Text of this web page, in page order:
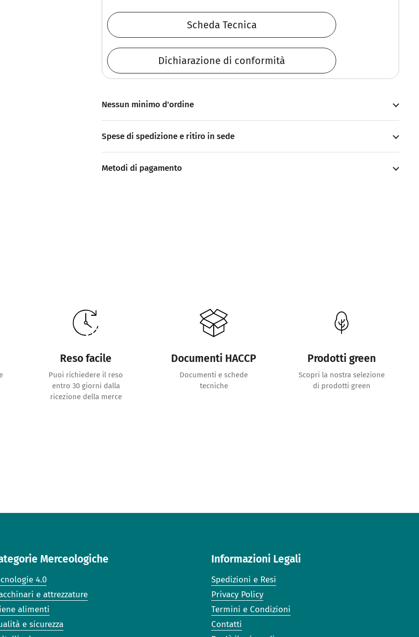
Scheda Tecnica
Dichiarazione di conformità
Nessun minimo d'ordine
Spese di spedizione e ritiro in sede
Metodi di pagamento
Reso facile
Puoi richiedere il reso
entro 30 giorni dalla
ricezione della merce
Documenti HACCP
Documenti e schede
tecniche
Prodotti green
Scopri la nostra selezione
di prodotti green
Merceologiche
4.0
e attrezzature
alimenti
e sicurezza
Informazioni Legali
Spedizioni e Resi
Privacy Policy
Termini e Condizioni
Contatti